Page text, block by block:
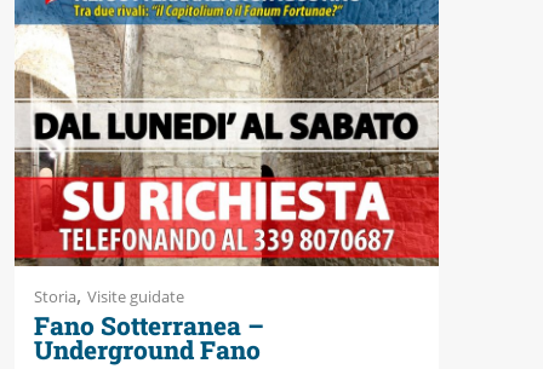
Storia, Visite guidate
Fano Sotterranea –
Underground Fano